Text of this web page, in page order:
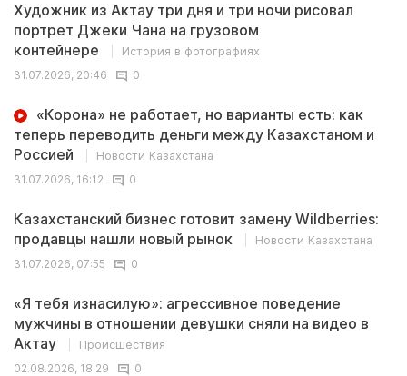
Художник из Актау три дня и три ночи рисовал
портрет Джеки Чана на грузовом
контейнере
История в фотографиях
31.07.2026, 20:46
0
«Корона» не работает, но варианты есть: как
теперь переводить деньги между Казахстаном и
Россией
Новости Казахстана
31.07.2026, 16:12
0
Казахстанский бизнес готовит замену Wildberries:
продавцы нашли новый рынок
Новости Казахстана
31.07.2026, 07:55
0
«Я тебя изнасилую»: агрессивное поведение
мужчины в отношении девушки сняли на видео в
Актау
Происшествия
02.08.2026, 18:29
0